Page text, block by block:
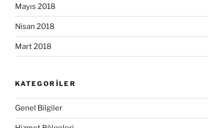
Mayıs 2018
Nisan 2018
Mart 2018
KATEGORILER
Genel Bilgiler